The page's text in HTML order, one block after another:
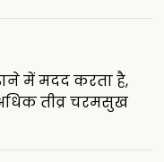
में मदद करता है,
तीव्र चरमसुख